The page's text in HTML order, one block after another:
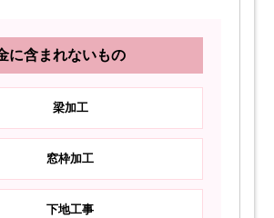
に含まれないもの
梁加工
窓枠加工
下地工事